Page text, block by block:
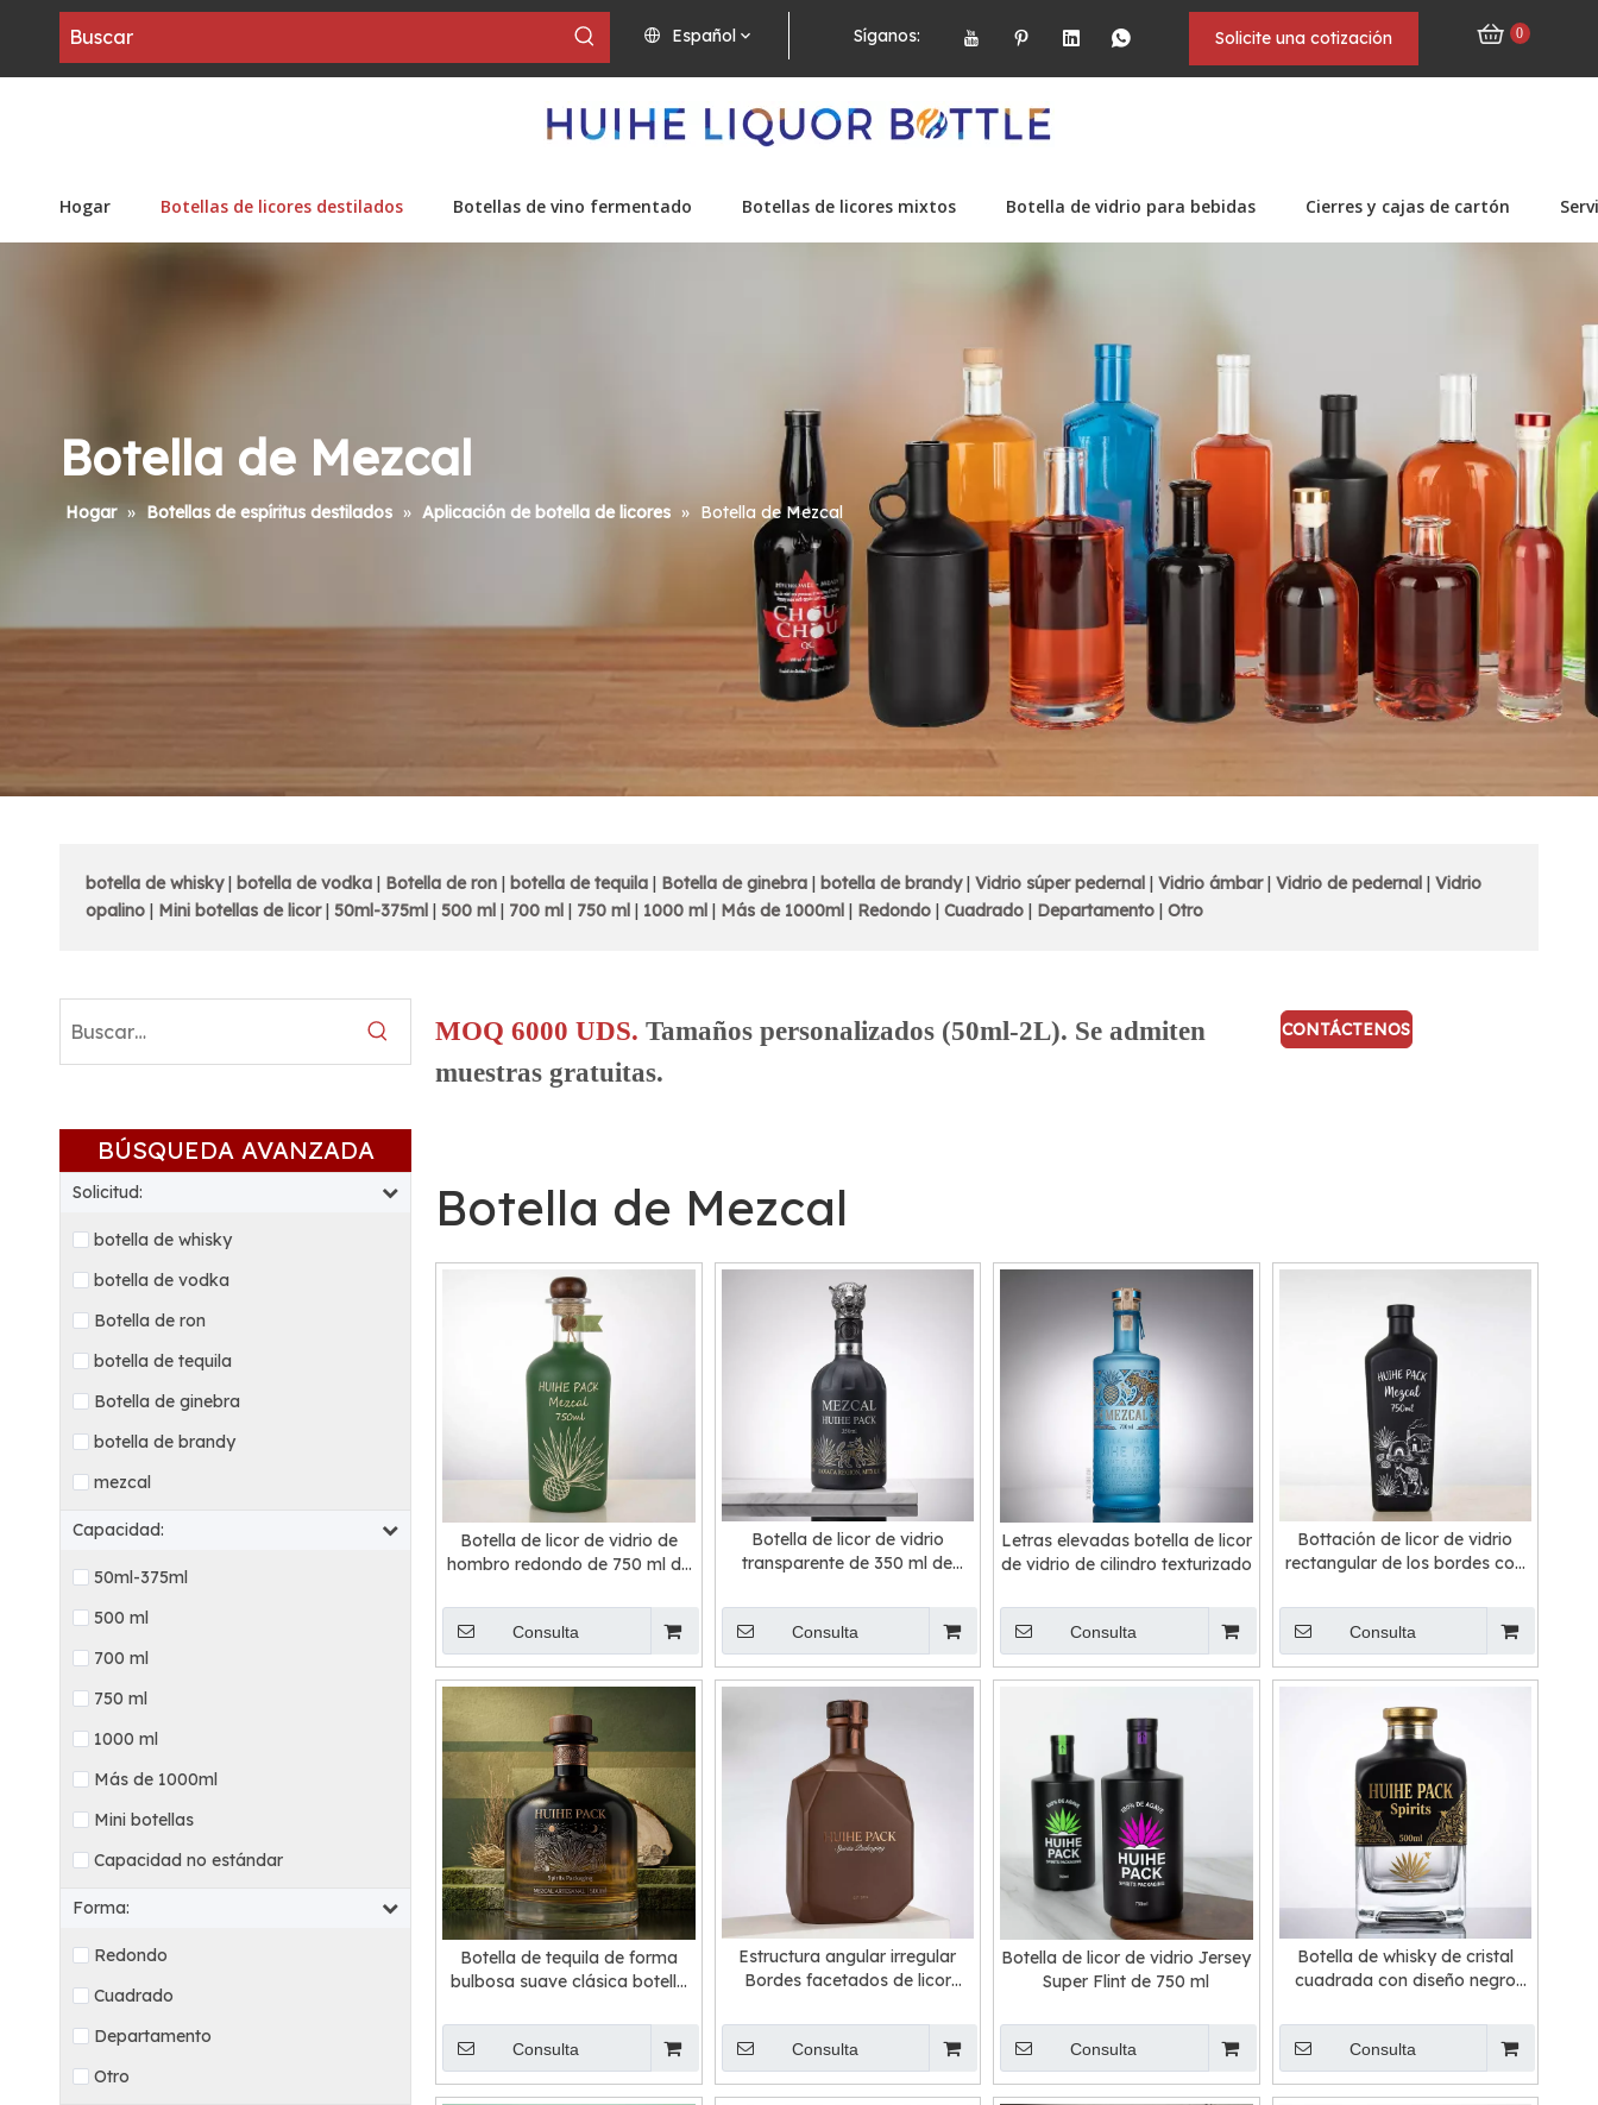
Español Síganos: Solicite una cotización 0
Hogar Botellas de licores destilados Botellas de vino fermentado Botellas de licores mixtos Botella de vidrio para bebidas Cierres y cajas de cartón
Botella de Mezcal
Hogar » Botellas de espíritus destilados » Aplicación de botella de licores » Botella de Mezcal
botella de whisky | botella de vodka | Botella de ron | botella de tequila | Botella de ginebra | botella de brandy | Vidrio súper pedernal | Vidrio ámbar | Vidrio de pedernal | Vidrio
opalino | Mini botellas de licor | 50ml-375ml | 500 ml | 700 ml | 750 ml | 1000 ml | Más de 1000ml | Redondo | Cuadrado | Departamento | Otro
MOQ 6000 UDS. Tamaños personalizados (50ml-2L). Se admiten
muestras gratuitas.
CONTÁCTENOS
BÚSQUEDA AVANZADA
Solicitud:
botella de whisky
botella de vodka
Botella de ron
botella de tequila
Botella de ginebra
botella de brandy
mezcal
Capacidad:
50ml-375ml
500 ml
700 ml
750 ml
1000 ml
Más de 1000ml
Mini botellas
Capacidad no estándar
Forma:
Redondo
Cuadrado
Departamento
Otro
Botella de Mezcal
Botella de licor de vidrio de
hombro redondo de 750 ml de
Consulta
Botella de licor de vidrio
transparente de 350 ml de
Consulta
Letras elevadas botella de licor
de vidrio de cilindro texturizado
Consulta
Bottación de licor de vidrio
rectangular de los bordes con
Consulta
Botella de tequila de forma
bulbosa suave clásica botella
Consulta
Estructura angular irregular
Bordes facetados de licor
Consulta
Botella de licor de vidrio Jersey
Super Flint de 750 ml
Consulta
Botella de whisky de cristal
cuadrada con diseño negro
Consulta